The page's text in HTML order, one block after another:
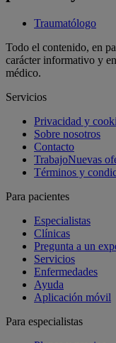
Traumatólogo
Todo el contenido, en
carácter informativo y
médico.
Servicios
Privacidad y
Sobre nosotros
Contacto
TrabajoNuevas
Términos y
Para pacientes
Especialistas
Clínicas
Pregunta a un
Servicios
Enfermedades
Ayuda
Aplicación móvil
Para especialistas